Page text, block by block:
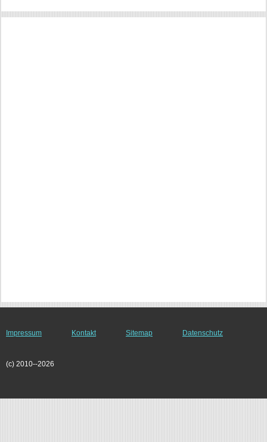
Impressum Kontakt Sitemap Datenschutz
(c) 2010--2026